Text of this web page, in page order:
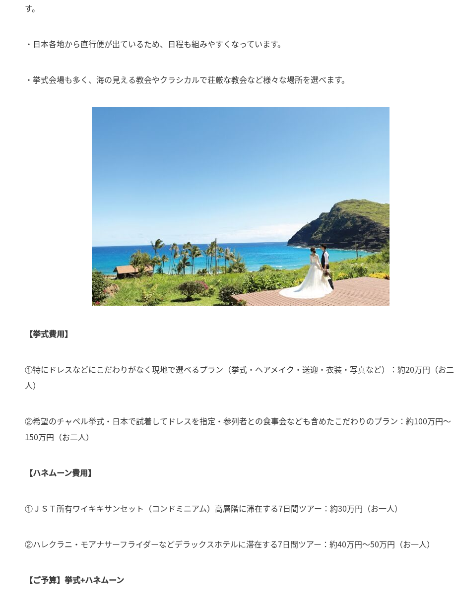
す。
・日本各地から直行便が出ているため、日程も組みやすくなっています。
・挙式会場も多く、海の見える教会やクラシカルで荘厳な教会など様々な場所を選べます。
【挙式費用】
①特にドレスなどにこだわりがなく現地で選べるプラン（挙式・ヘアメイク・送迎・衣装・写真など）：約20万円（お二
人）
②希望のチャペル挙式・日本で試着してドレスを指定・参列者との食事会なども含めたこだわりのプラン：約100万円〜
150万円（お二人）
【ハネムーン費用】
①ＪＳＴ所有ワイキキサンセット（コンドミニアム）高層階に滞在する7日間ツアー：約30万円（お一人）
②ハレクラニ・モアナサーフライダーなどデラックスホテルに滞在する7日間ツアー：約40万円〜50万円（お一人）
【ご予算】挙式+ハネムーン